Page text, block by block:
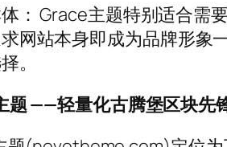
： Grace主题特别适合需
网站本身即成为品牌形象
。
题 ——轻量化古腾堡区块先